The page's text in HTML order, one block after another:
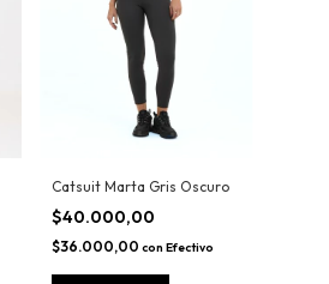
Catsuit Marta Gris Oscuro
$40.000,00
$36.000,00con Efectivo